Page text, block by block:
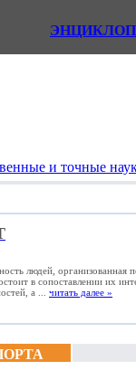
и точные
людей, организованная
в сопоставлении их
а ... читать далее »